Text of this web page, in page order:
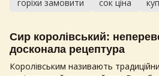
горіхи замовити
сок ціна
Сир королівський:
досконала рецептура
Королівським називають